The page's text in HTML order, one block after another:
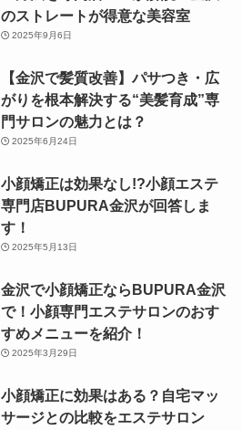
のストレートが得意な美容室
2025年9月6日
【金沢で髪質改善】パサつき・広
がりを根本解決する“美髪育成”専
門サロンの魅力とは？
2025年6月24日
小顔矯正は効果なし!?小顔エステ
専門店BUPURA金沢が回答しま
す！
2025年5月13日
金沢で小顔矯正ならBUPURA金沢
で！小顔専門エステサロンのおす
すめメニューを紹介！
2025年3月29日
小顔矯正に効果はある？自宅マッ
サージとの比較をエステサロン